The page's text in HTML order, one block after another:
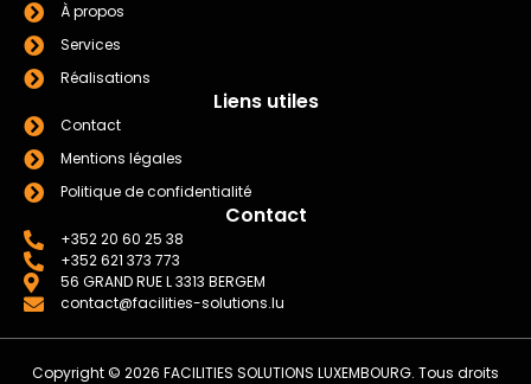
À propos
Services
Réalisations
Liens utiles
Contact
Mentions légales
Politique de confidentialité
Contact
+352 20 60 25 38
+352 621 373 773
56 GRAND RUE L 3313 BERGEM
contact@facilities-solutions.lu
Copyright © 2026 FACILITIES SOLUTIONS LUXEMBOURG. Tous droits